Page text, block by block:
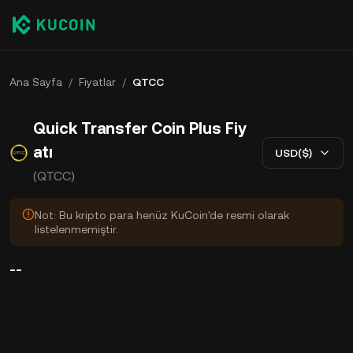
Ana Sayfa / Fiyatlar / QTCC
Quick Transfer Coin Plus Fiy
atı
(QTCC)
USD($)
Not: Bu kripto para henüz KuCoin'de resmi olarak
listelenmemiştir.
--